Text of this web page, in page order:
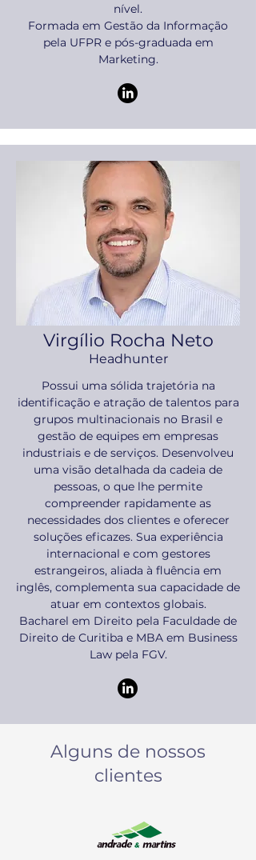
nível.
Formada em Gestão da Informação
pela UFPR e pós-graduada em
Marketing.
Virgílio Rocha Neto
Headhunter
Possui uma sólida trajetória na
identificação e atração de talentos para
grupos multinacionais no Brasil e
gestão de equipes em empresas
industriais e de serviços. Desenvolveu
uma visão detalhada da cadeia de
pessoas, o que lhe permite
compreender rapidamente as
necessidades dos clientes e oferecer
soluções eficazes. Sua experiência
internacional e com gestores
estrangeiros, aliada à fluência em
inglês, complementa sua capacidade de
atuar em contextos globais.
Bacharel em Direito pela Faculdade de
Direito de Curitiba e MBA em Business
Law pela FGV.
Alguns de nossos
clientes